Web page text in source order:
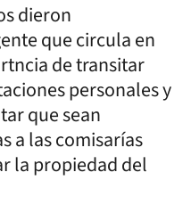
dieron
que circula en
de transitar
personales y
que sean
a las comisarías
la propiedad del